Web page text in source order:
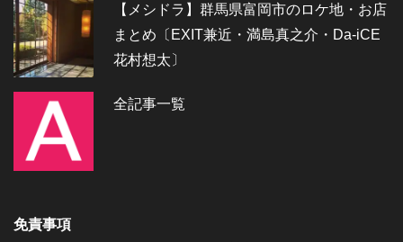
【メシドラ】群馬県富岡市のロケ地・お店
まとめ〔EXIT兼近・満島真之介・Da-iCE
花村想太〕
全記事一覧
免責事項